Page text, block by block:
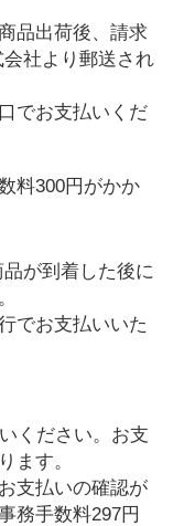
品出荷後、請求
社より郵送され
でお支払いくだ
料300円がかか
が到着した後に
でお支払いいた
ください。お支
ます。
支払いの確認が
務手数料297円